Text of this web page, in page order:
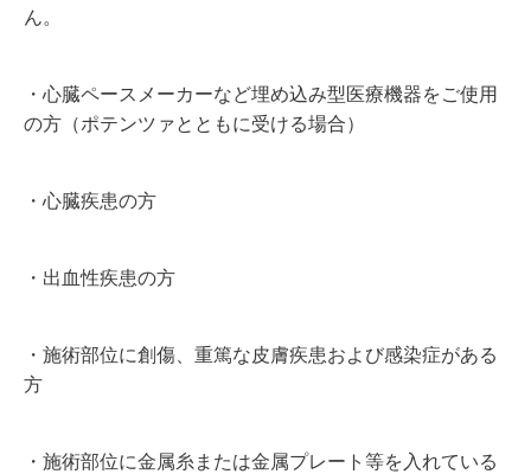
ん。
・心臓ペースメーカーなど埋め込み型医療機器をご使用
の方（ポテンツァとともに受ける場合）
・心臓疾患の方
・出血性疾患の方
・施術部位に創傷、重篤な皮膚疾患および感染症がある
方
・施術部位に金属糸または金属プレート等を入れている